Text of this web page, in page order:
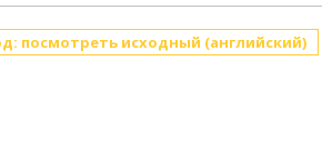
посмотреть исходный (английский)